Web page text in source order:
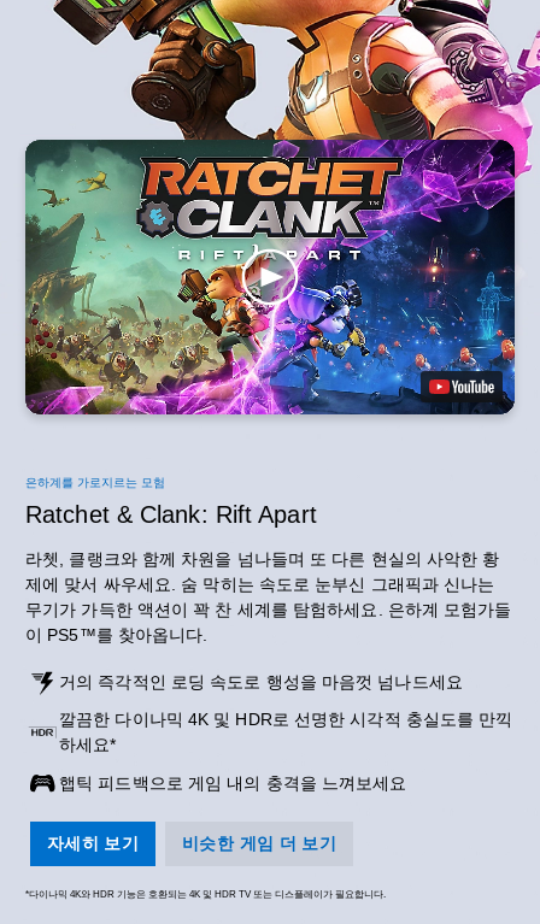
은하계를 가로지르는 모험
Ratchet & Clank: Rift Apart
라쳇, 클랭크와 함께 차원을 넘나들며 또 다른 현실의 사악한 황
제에 맞서 싸우세요. 숨 막히는 속도로 눈부신 그래픽과 신나는
무기가 가득한 액션이 꽉 찬 세계를 탐험하세요. 은하계 모험가들
이 PS5™를 찾아옵니다.
거의 즉각적인 로딩 속도로 행성을 마음껏 넘나드세요
깔끔한 다이나믹 4K 및 HDR로 선명한 시각적 충실도를 만끽
하세요*
햅틱 피드백으로 게임 내의 충격을 느껴보세요
자세히 보기 비슷한 게임 더 보기
*다이나믹 4K와 HDR 기능은 호환되는 4K 및 HDR TV 또는 디스플레이가 필요합니다.